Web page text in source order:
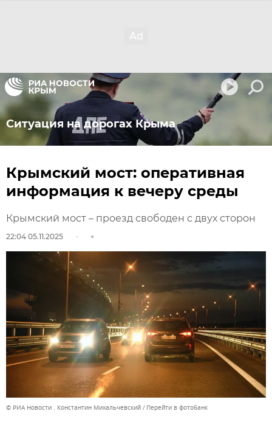
Ситуация на дорогах Крыма
Крымский мост: оперативная
информация к вечеру среды
Крымский мост – проезд свободен с двух сторон
22:04 05.11.2025
© РИА Новости . Константин Михальчевский Перейти в фотобанк